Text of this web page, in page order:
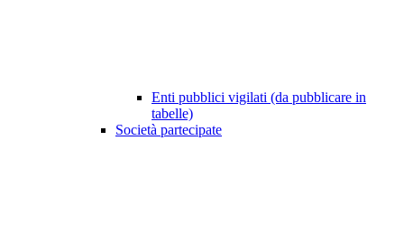
Enti pubblici vigilati (da pubblicare in
tabelle)
Società partecipate